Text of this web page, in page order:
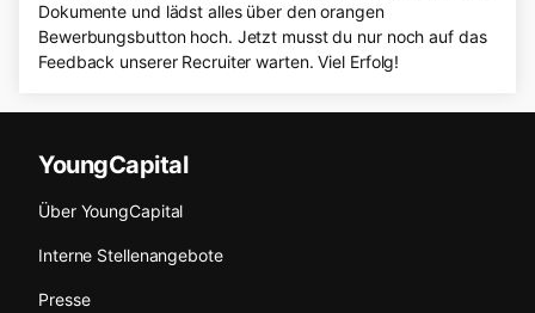
Dokumente und lädst alles über den orangen
Bewerbungsbutton hoch. Jetzt musst du nur noch auf das
Feedback unserer Recruiter warten. Viel Erfolg!
YoungCapital
Über YoungCapital
Interne Stellenangebote
Presse